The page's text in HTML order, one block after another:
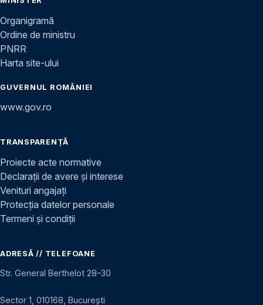
Organigramă
Ordine de ministru
PNRR
Harta site-ului
GUVERNUL ROMÂNIEI
www.gov.ro
TRANSPARENȚĂ
Proiecte acte normative
Declarații de avere și interese
Venituri angajați
Protecția datelor personale
Termeni și condiții
ADRESĂ // TELEFOANE
Str. General Berthelot 28–30
Sector 1, 010168, București